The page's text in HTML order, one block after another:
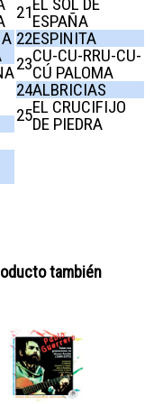
21EL SOL DE
ESPAÑA
22ESPINITA
23CU-CU-RRU-CU-
CÚ PALOMA
24ALBRICIAS
25EL CRUCIFIJO
DE PIEDRA
también